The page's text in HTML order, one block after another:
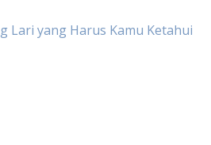
Lari yang Harus Kamu Ketahui